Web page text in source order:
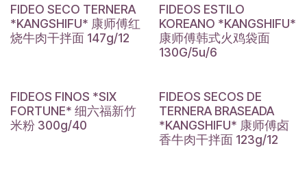
FIDEO SECO TERNERA
*KANGSHIFU* 康师傅红
烧牛肉干拌面 147g/12
FIDEOS ESTILO
KOREANO *KANGSHIFU*
康师傅韩式火鸡袋面
130G/5u/6
FIDEOS FINOS *SIX
FORTUNE* 细六福新竹
米粉 300g/40
FIDEOS SECOS DE
TERNERA BRASEADA
*KANGSHIFU* 康师傅卤
香牛肉干拌面 123g/12